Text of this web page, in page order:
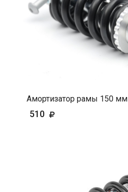
Амортизатор рамы 150 мм
510